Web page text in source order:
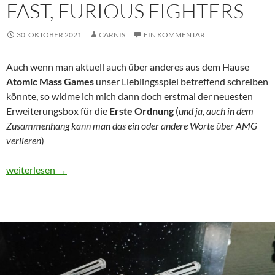
FAST, FURIOUS FIGHTERS
30. OKTOBER 2021 CARNIS EIN KOMMENTAR
Auch wenn man aktuell auch über anderes aus dem Hause
Atomic Mass Games unser Lieblingsspiel betreffend schreiben
könnte, so widme ich mich dann doch erstmal der neuesten
Erweiterungsbox für die Erste Ordnung (und ja, auch in dem
Zusammenhang kann man das ein oder andere Worte über AMG
verlieren)
Fast, Furious Fighters
weiterlesen →